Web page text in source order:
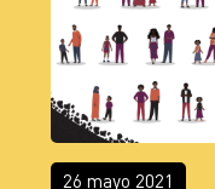
26 mayo 2021